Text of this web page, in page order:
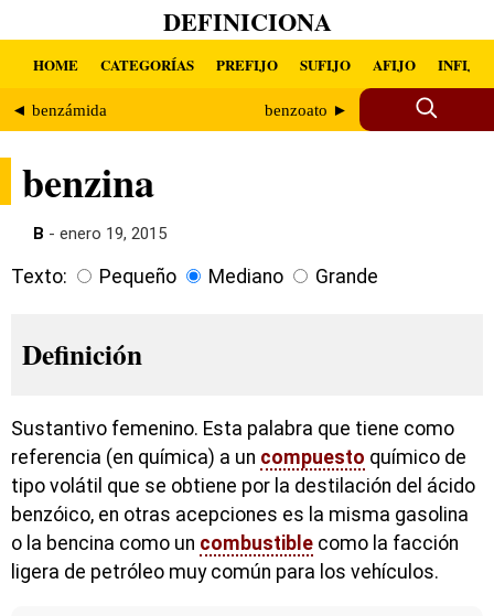
DEFINICIONA
HOME CATEGORÍAS PREFIJO SUFIJO AFIJO INFIJO
◄ benzámida benzoato ►
benzina
B - enero 19, 2015
Texto: Pequeño Mediano Grande
Definición
Sustantivo femenino. Esta palabra que tiene como
referencia (en química) a un compuesto químico de
tipo volátil que se obtiene por la destilación del ácido
benzóico, en otras acepciones es la misma gasolina
o la bencina como un combustible como la facción
ligera de petróleo muy común para los vehículos.